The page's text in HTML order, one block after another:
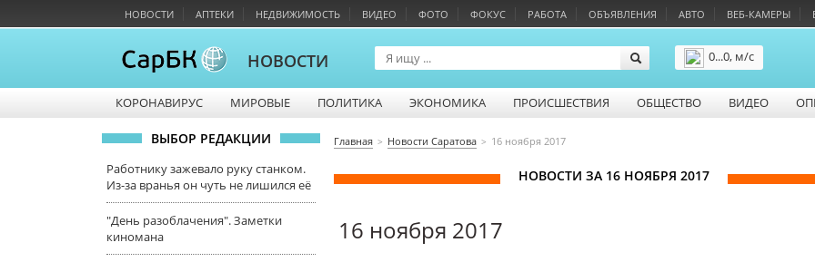
НОВОСТИ АПТЕКИ НЕДВИЖИМОСТЬ ВИДЕО ФОТО ФОКУС РАБОТА ОБЪЯВЛЕНИЯ АВТО ВЕБ-КАМЕРЫ
НОВОСТИ
0...0, м/с
КОРОНАВИРУС МИРОВЫЕ ПОЛИТИКА ЭКОНОМИКА ПРОИСШЕСТВИЯ ОБЩЕСТВО ВИДЕО
ВЫБОР РЕДАКЦИИ
Работнику зажевало руку станком.
Из-за вранья он чуть не лишился её
"День разоблачения". Заметки
киномана
Главная Новости Саратова 16 ноября 2017
НОВОСТИ ЗА 16 НОЯБРЯ 2017
16 ноября 2017